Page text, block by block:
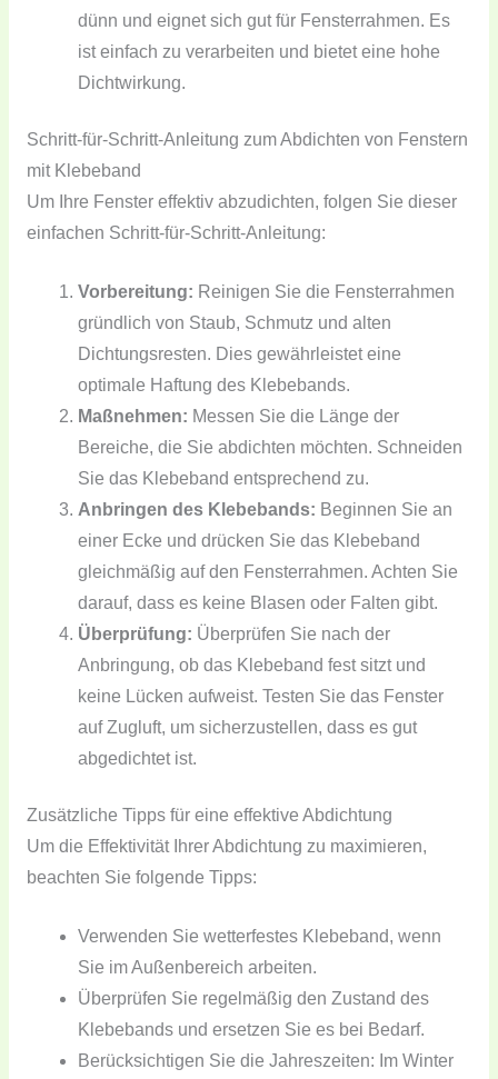
dünn und eignet sich gut für Fensterrahmen. Es
ist einfach zu verarbeiten und bietet eine hohe
Dichtwirkung.
Schritt-für-Schritt-Anleitung zum Abdichten von Fenstern
mit Klebeband
Um Ihre Fenster effektiv abzudichten, folgen Sie dieser
einfachen Schritt-für-Schritt-Anleitung:
Vorbereitung: Reinigen Sie die Fensterrahmen
gründlich von Staub, Schmutz und alten
Dichtungsresten. Dies gewährleistet eine
optimale Haftung des Klebebands.
Maßnehmen: Messen Sie die Länge der
Bereiche, die Sie abdichten möchten. Schneiden
Sie das Klebeband entsprechend zu.
Anbringen des Klebebands: Beginnen Sie an
einer Ecke und drücken Sie das Klebeband
gleichmäßig auf den Fensterrahmen. Achten Sie
darauf, dass es keine Blasen oder Falten gibt.
Überprüfung: Überprüfen Sie nach der
Anbringung, ob das Klebeband fest sitzt und
keine Lücken aufweist. Testen Sie das Fenster
auf Zugluft, um sicherzustellen, dass es gut
abgedichtet ist.
Zusätzliche Tipps für eine effektive Abdichtung
Um die Effektivität Ihrer Abdichtung zu maximieren,
beachten Sie folgende Tipps:
Verwenden Sie wetterfestes Klebeband, wenn
Sie im Außenbereich arbeiten.
Überprüfen Sie regelmäßig den Zustand des
Klebebands und ersetzen Sie es bei Bedarf.
Berücksichtigen Sie die Jahreszeiten: Im Winter